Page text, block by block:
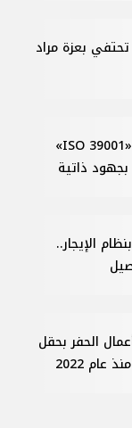
بعزة مراد
النيل للبترول» تحصد شهادة «ISO 39001»
بجهود ذاتية
وحدة بنظام الإيجار..
الحفر بحقل
2022